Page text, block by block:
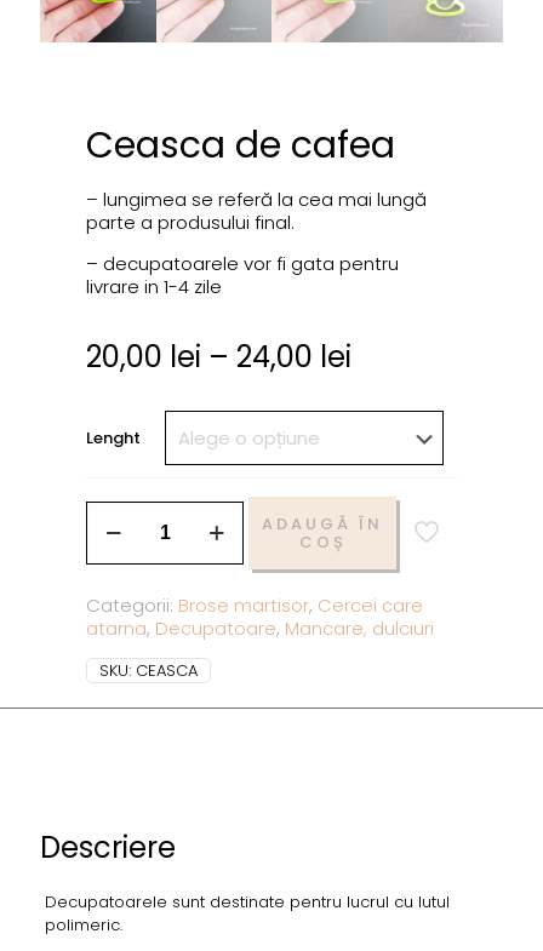
Ceasca de cafea
– lungimea se referă la cea mai lungă
parte a produsului final.
– decupatoarele vor fi gata pentru
livrare in 1-4 zile
20,00 lei – 24,00 lei
Lenght
ADAUGĂ ÎN
COȘ
Categorii: Brose martisor, Cercei care
atarna, Decupatoare, Mancare, dulciuri
SKU: CEASCA
Descriere
Decupatoarele sunt destinate pentru lucrul cu lutul
polimeric.